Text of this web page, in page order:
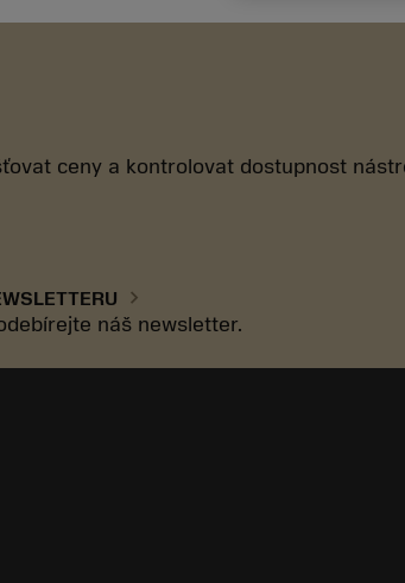
ceny a kontrolovat dostupnost
chevron_right
náš newsletter.